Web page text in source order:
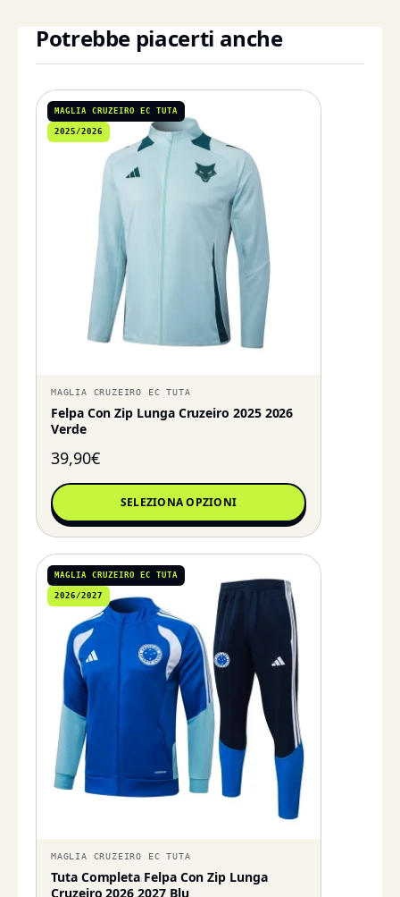
Potrebbe piacerti anche
MAGLIA CRUZEIRO EC TUTA
2025/2026
MAGLIA CRUZEIRO EC TUTA
Felpa Con Zip Lunga Cruzeiro 2025 2026
Verde
39,90€
SELEZIONA OPZIONI
MAGLIA CRUZEIRO EC TUTA
2026/2027
MAGLIA CRUZEIRO EC TUTA
Tuta Completa Felpa Con Zip Lunga
Cruzeiro 2026 2027 Blu